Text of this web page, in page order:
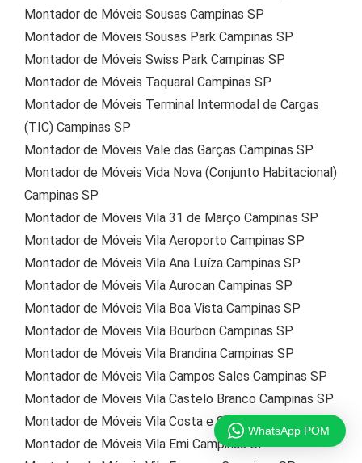
Montador de Móveis Sousas Campinas SP
Montador de Móveis Sousas Park Campinas SP
Montador de Móveis Swiss Park Campinas SP
Montador de Móveis Taquaral Campinas SP
Montador de Móveis Terminal Intermodal de Cargas
(TIC) Campinas SP
Montador de Móveis Vale das Garças Campinas SP
Montador de Móveis Vida Nova (Conjunto Habitacional)
Campinas SP
Montador de Móveis Vila 31 de Março Campinas SP
Montador de Móveis Vila Aeroporto Campinas SP
Montador de Móveis Vila Ana Luíza Campinas SP
Montador de Móveis Vila Aurocan Campinas SP
Montador de Móveis Vila Boa Vista Campinas SP
Montador de Móveis Vila Bourbon Campinas SP
Montador de Móveis Vila Brandina Campinas SP
Montador de Móveis Vila Campos Sales Campinas SP
Montador de Móveis Vila Castelo Branco Campinas SP
Montador de Móveis Vila Costa e Silva Campinas SP
Montador de Móveis Vila Emi Campinas SP
WhatsApp POM